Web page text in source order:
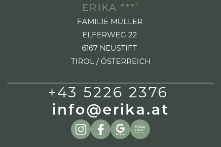
ERIKA *** S
FAMILIE MÜLLER
ELFERWEG 22
6167 NEUSTIFT
TIROL / ÖSTERREICH
+43 5226 2376
info@erika.at